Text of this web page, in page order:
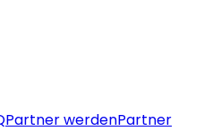
Partner werdenPartner